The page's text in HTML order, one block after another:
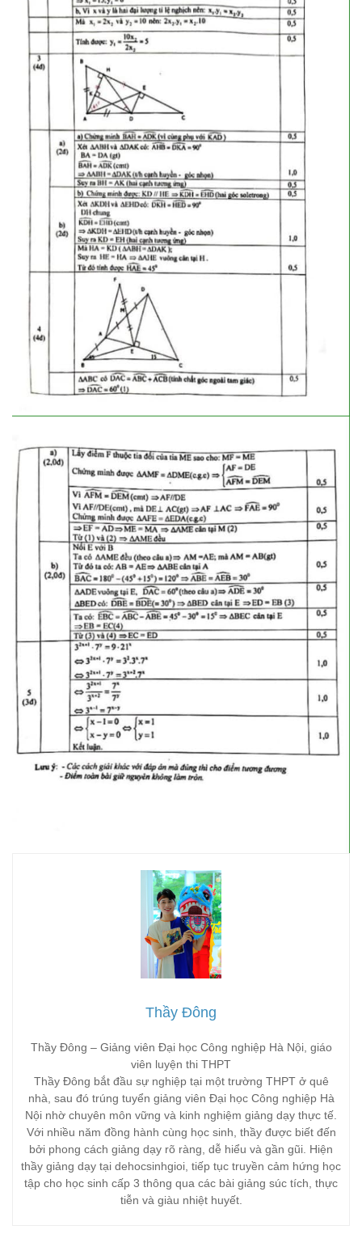
Thầy Đông
Thầy Đông – Giảng viên Đại học Công nghiệp Hà Nội, giáo
viên luyện thi THPT
Thầy Đông bắt đầu sự nghiệp tại một trường THPT ở quê
nhà, sau đó trúng tuyển giảng viên Đại học Công nghiệp Hà
Nội nhờ chuyên môn vững và kinh nghiệm giảng dạy thực tế.
Với nhiều năm đồng hành cùng học sinh, thầy được biết đến
bởi phong cách giảng dạy rõ ràng, dễ hiểu và gần gũi. Hiện
thầy giảng dạy tại dehocsinhgioi, tiếp tục truyền cảm hứng học
tập cho học sinh cấp 3 thông qua các bài giảng súc tích, thực
tiễn và giàu nhiệt huyết.